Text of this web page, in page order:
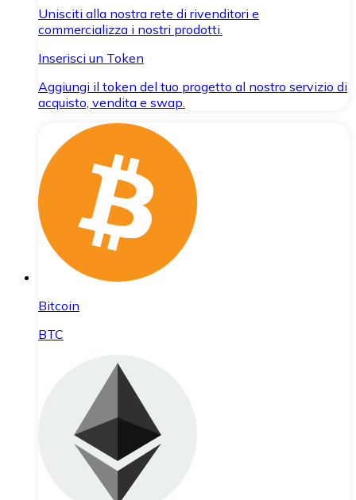
Unisciti alla nostra rete di rivenditori e
commercializza i nostri prodotti.
Inserisci un Token
Aggiungi il token del tuo progetto al nostro servizio di
acquisto, vendita e swap.
Bitcoin
BTC